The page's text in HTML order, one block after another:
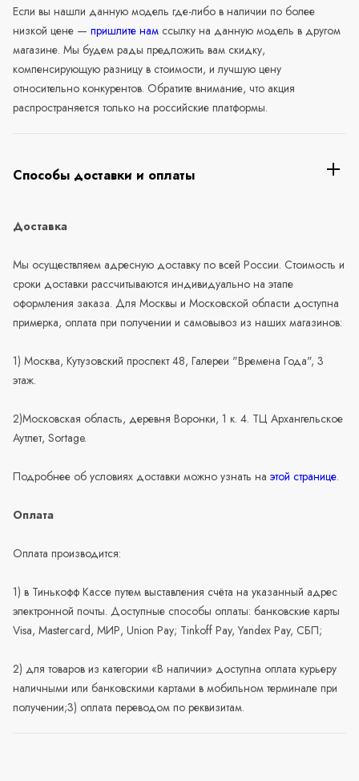
Если вы нашли данную модель где-либо в наличии по более
низкой цене — пришлите нам ссылку на данную модель в другом
магазине. Мы будем рады предложить вам скидку,
компенсирующую разницу в стоимости, и лучшую цену
относительно конкурентов. Обратите внимание, что акция
распространяется только на российские платформы.
Способы доставки и оплаты
Доставка
Мы осуществляем адресную доставку по всей России. Стоимость и
сроки доставки рассчитываются индивидуально на этапе
оформления заказа. Для Москвы и Московской области доступна
примерка, оплата при получении и самовывоз из наших магазинов:
1) Москва, Кутузовский проспект 48, Галереи "Времена Года", 3
этаж.
2)Московская область, деревня Воронки, 1 к. 4. ТЦ Архангельское
Аутлет, Sortage.
Подробнее об условиях доставки можно узнать на этой странице.
Оплата
Оплата производится:
1) в Тинькофф Кассе путем выставления счёта на указанный адрес
электронной почты. Доступные способы оплаты: банковские карты
Visa, Mastercard, МИР, Union Pay; Tinkoff Pay, Yandex Pay, СБП;
2) для товаров из категории «В наличии» доступна оплата курьеру
наличными или банковскими картами в мобильном терминале при
получении;3) оплата переводом по реквизитам.